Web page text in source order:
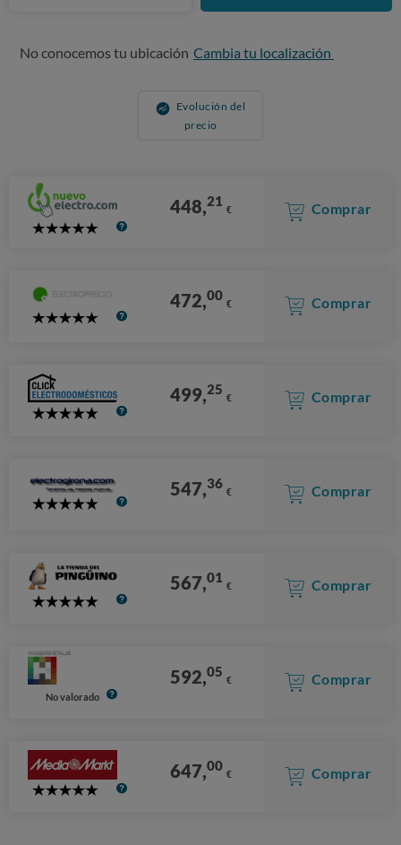
No conocemos tu ubicación Cambia tu localización
Evolución del
precio
5
448,21 € Comprar
5
472,00 € Comprar
5
499,25 € Comprar
5
547,36 € Comprar
5
567,01 € Comprar
No valorado
592,05 € Comprar
5
647,00 € Comprar